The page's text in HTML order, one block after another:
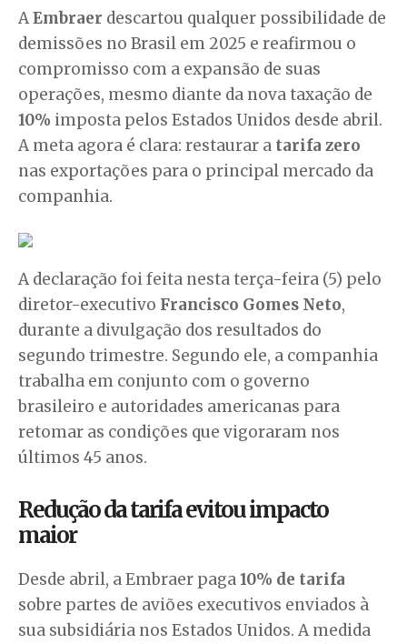
AEmbraer descartou qualquer possibilidade de
demissões no Brasil em 2025 e reafirmou o
compromisso com a expansão de suas
operações, mesmo diante da nova taxação de
10% imposta pelos Estados Unidos desde abril.
A meta agora é clara: restaurar a tarifa zero
nas exportações para o principal mercado da
companhia.
A declaração foi feita nesta terça-feira (5) pelo
diretor-executivo Francisco Gomes Neto,
durante a divulgação dos resultados do
segundo trimestre. Segundo ele, a companhia
trabalha em conjunto com o governo
brasileiro e autoridades americanas para
retomar as condições que vigoraram nos
últimos 45 anos.
Redução da tarifa evitou impacto
maior
Desde abril, a Embraer paga10% de tarifa
sobre partes de aviões executivos enviados à
sua subsidiária nos Estados Unidos. A medida